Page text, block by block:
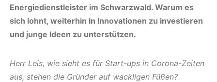
Energiedienstleister im Schwarzwald. Warum es
sich lohnt, weiterhin in Innovationen zu investieren
und junge Ideen zu unterstützen.
Herr Leis, wie sieht es für Start-ups in Corona-Zeiten
aus, stehen die Gründer auf wackligen Füßen?